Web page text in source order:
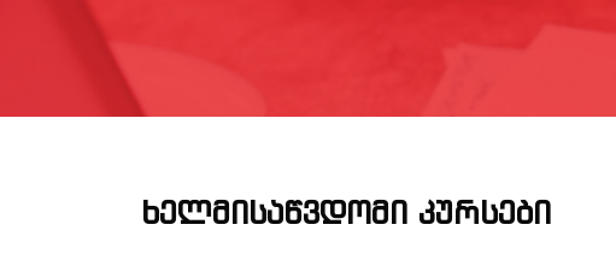
ხელმისაწვდომი კურსები